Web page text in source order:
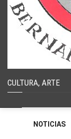
CULTURA, ARTE
NOTICIAS